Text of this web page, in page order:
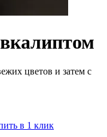
цветов и затем с
в 1 клик